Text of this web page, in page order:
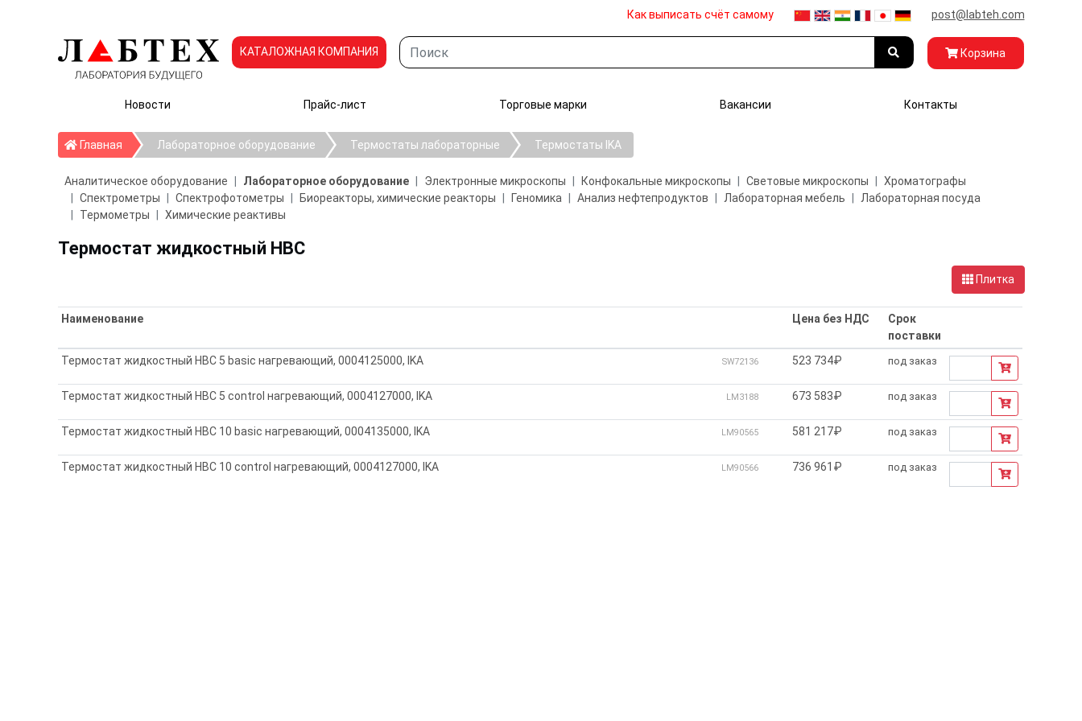
Как выписать счёт самому post@labteh.com
КАТАЛОЖНАЯ КОМПАНИЯ Корзина
Новости Прайс-лист Торговые марки Вакансии Контакты
ГлавнаяГлавнаяЛабораторное оборудование Термостаты лабораторные Термостаты IKA
Аналитическое оборудование Лабораторное оборудование Электронные микроскопы Конфокальные микроскопы Световые микроскопы
Хроматографы
Спектрометры
Спектрофотометры Биореакторы, химические реакторы Геномика Анализ нефтепродуктов Лабораторная мебель
Лабораторная посуда
Термометры
Химические реактивы
Термостат жидкостный HBC
Плитка
Наименование Цена без НДС
Срок
поставки
Термостат жидкостный HBC 5 basic нагревающий, 0004125000, IKA
SW72136 523 734₽ под заказ
Термостат жидкостный HBC 5 control нагревающий, 0004127000, IKA LM3188 673 583₽ под заказ
Термостат жидкостный HBC 10 basic нагревающий, 0004135000, IKA LM90565 581 217₽ под заказ
Термостат жидкостный HBC 10 control нагревающий, 0004127000, IKA LM90566 736 961₽ под заказ